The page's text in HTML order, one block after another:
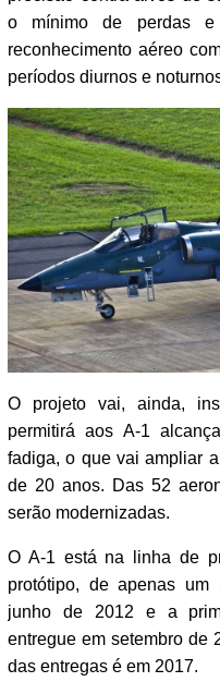
o mínimo de perdas
reconhecimento aéreo
períodos diurnos e
O projeto vai, ainda,
permitirá aos A-1
fadiga, o que vai ampliar
de 20 anos. Das 52
serão modernizadas.
O A-1 está na linha de
protótipo, de apenas
junho de 2012 e a
entregue em setembro de
das entregas é em 2017.